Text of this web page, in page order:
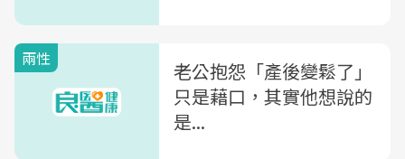
兩性
老公抱怨「產後變鬆了」
只是藉口，其實他想說的
是...